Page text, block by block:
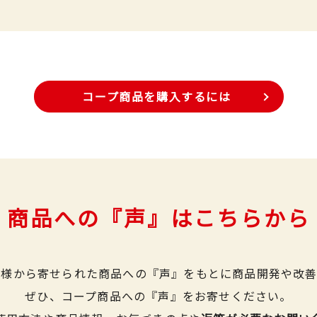
コープ商品を購入するには
商品への『声』はこちらから
から寄せられた商品への『声』をもとに商品開発や改善
ぜひ、コープ商品への『声』をお寄せください。